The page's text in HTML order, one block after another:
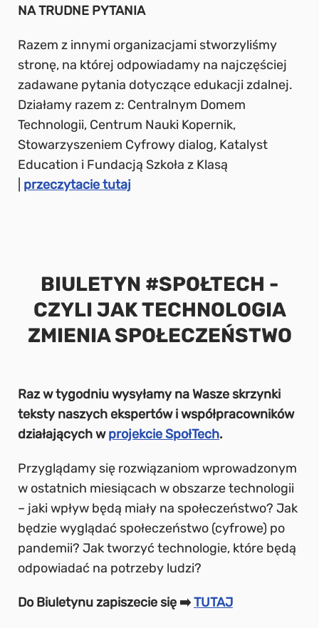
NA TRUDNE PYTANIA
Razem z innymi organizacjami stworzyliśmy
stronę, na której odpowiadamy na najczęściej
zadawane pytania dotyczące edukacji zdalnej.
Działamy razem z: Centralnym Domem
Technologii, Centrum Nauki Kopernik,
Stowarzyszeniem Cyfrowy dialog, Katalyst
Education i Fundacją Szkoła z Klasą
przeczytacie tutaj
BIULETYN #SPOŁTECH -
CZYLI JAK TECHNOLOGIA
ZMIENIA SPOŁECZEŃSTWO
Raz w tygodniu wysyłamy na Wasze skrzynki
teksty naszych ekspertów i współpracowników
działających wprojekcie SpołTech.
Przyglądamy się rozwiązaniom wprowadzonym
w ostatnich miesiącach w obszarze technologii
– jaki wpływ będą miały na społeczeństwo? Jak
będzie wyglądać społeczeństwo (cyfrowe) po
pandemii? Jak tworzyć technologie, które będą
odpowiadać na potrzeby ludzi?
Do Biuletynu zapiszecie się ➡️TUTAJ